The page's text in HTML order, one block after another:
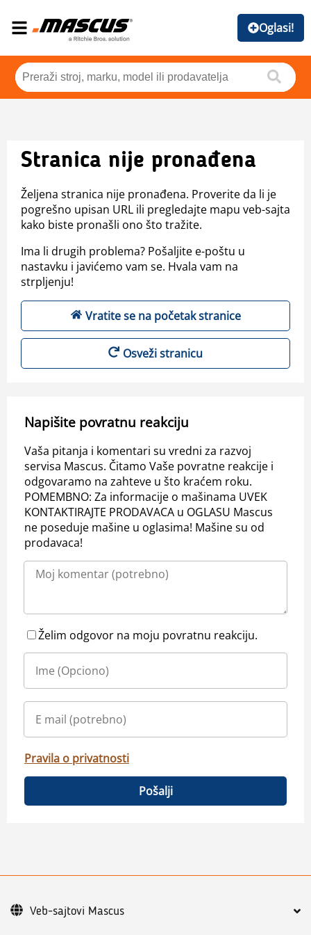
Oglasi!
Stranica nije pronađena
Željena stranica nije pronađena. Proverite da li je
pogrešno upisan URL ili pregledajte mapu veb-sajta
kako biste pronašli ono što tražite.
Ima li drugih problema? Pošaljite e-poštu u
nastavku i javićemo vam se. Hvala vam na
strpljenju!
Vratite se na početak stranice
Osveži stranicu
Napišite povratnu reakciju
Vaša pitanja i komentari su vredni za razvoj
servisa Mascus. Čitamo Vaše povratne reakcije i
odgovaramo na zahteve u što kraćem roku.
POMEMBNO: Za informacije o mašinama UVEK
KONTAKTIRAJTE PRODAVACA u OGLASU Mascus
ne poseduje mašine u oglasima! Mašine su od
prodavaca!
Želim odgovor na moju povratnu reakciju.
Pravila o privatnosti
Pošalji
Veb-sajtovi Mascus